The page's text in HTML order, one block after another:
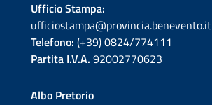
Ufficio Stampa:
ufficiostampa@provincia.benevento.it
Telefono: (+39) 0824/774111
Partita I.V.A. 92002770623
Albo Pretorio